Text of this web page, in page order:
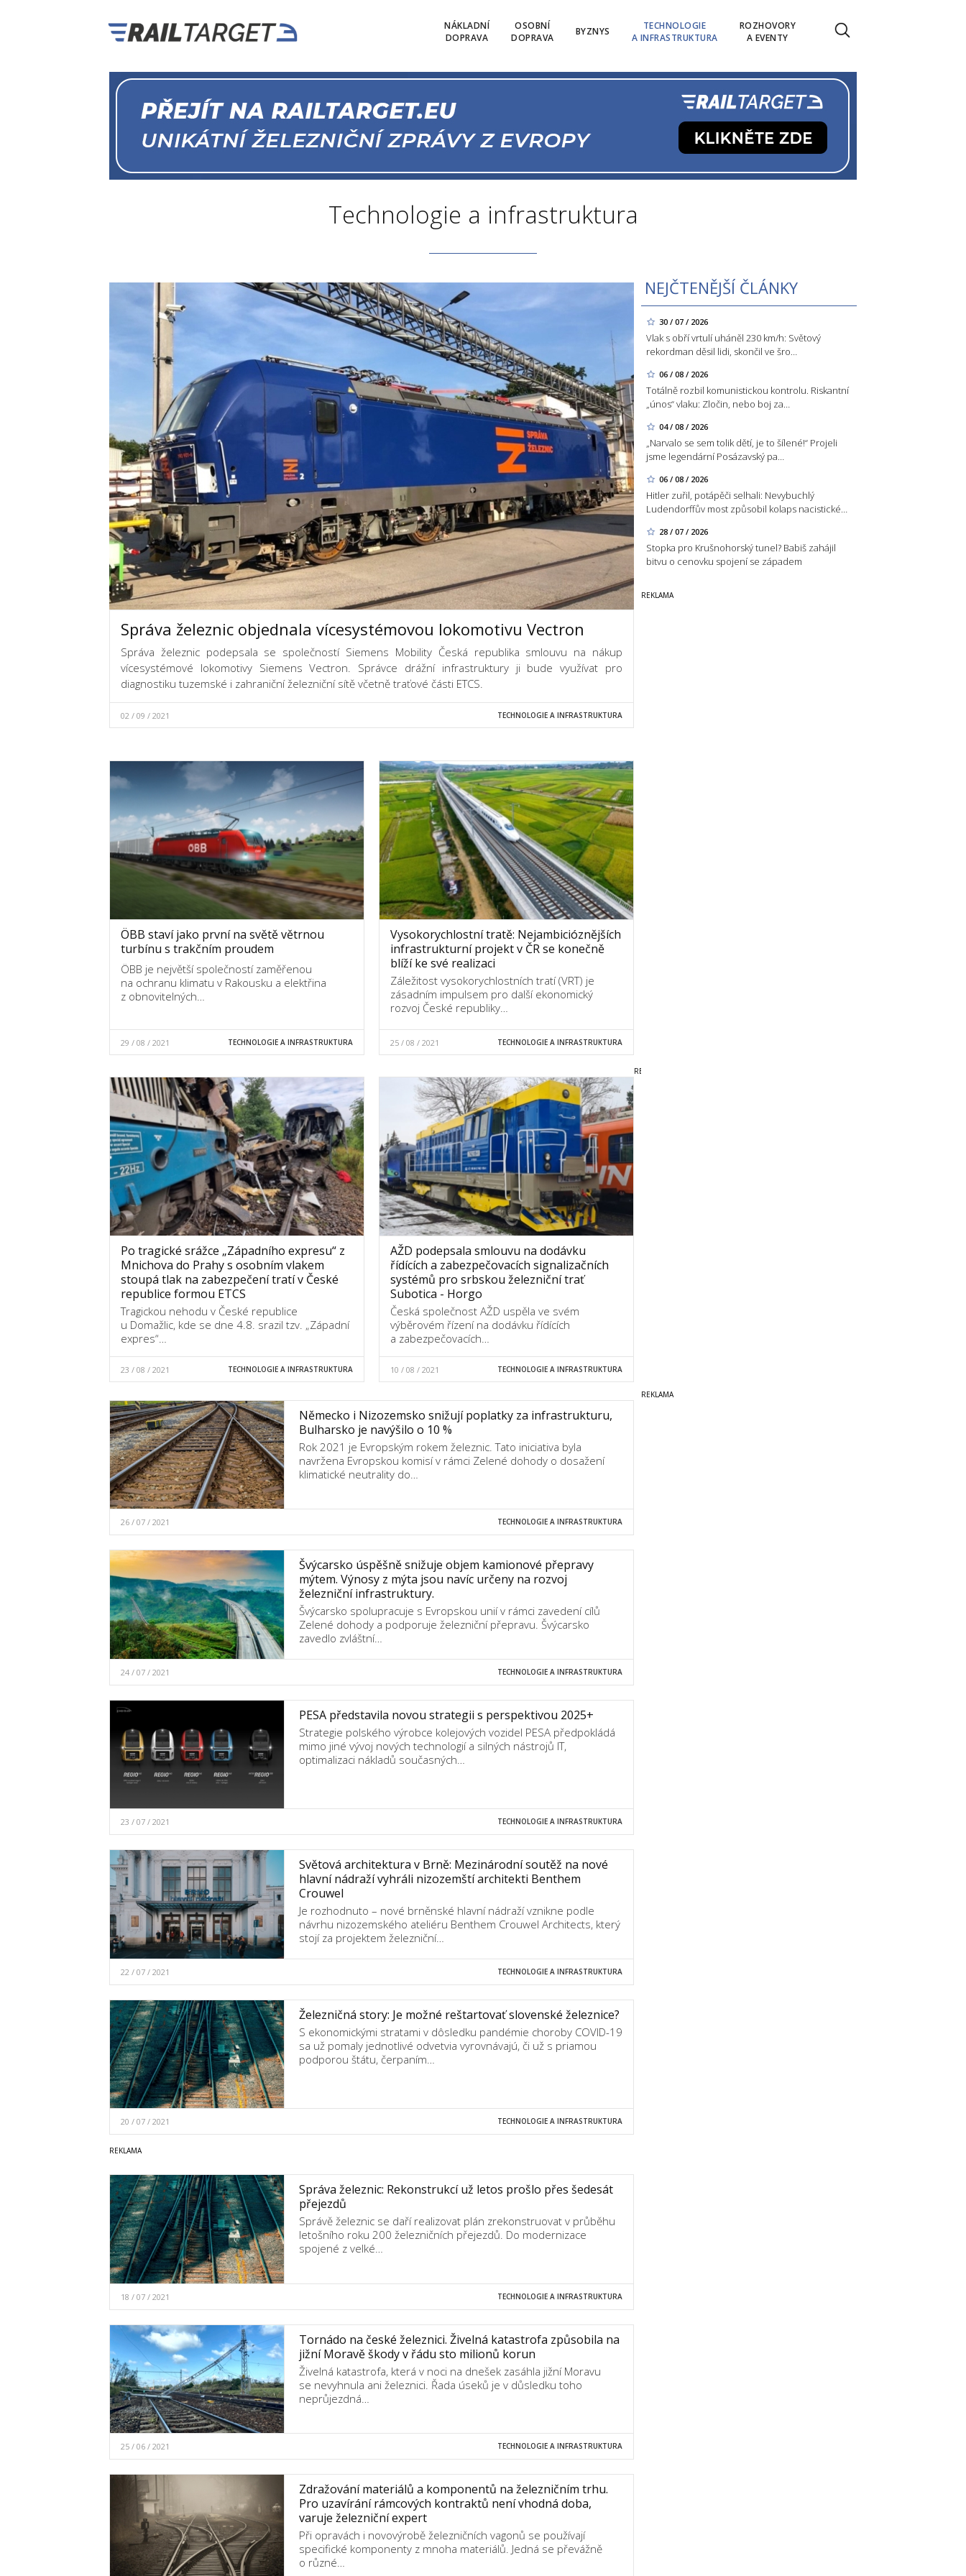
NÁKLADNÍ
DOPRAVA
OSOBNÍ
DOPRAVA
BYZNYS
TECHNOLOGIE
A INFRASTRUKTURA
ROZHOVORY
A EVENTY
Technologie a infrastruktura
NEJČTENĚJŠÍ ČLÁNKY
30 / 07 / 2026
Vlak s obří vrtulí uháněl 230 km/h: Světový
rekordman děsil lidi, skončil ve šro…
06 / 08 / 2026
Totálně rozbil komunistickou kontrolu. Riskantní
„únos“ vlaku: Zločin, nebo boj za…
04 / 08 / 2026
„Narvalo se sem tolik dětí, je to šílené!“ Projeli
jsme legendární Posázavský pa…
06 / 08 / 2026
Hitler zuřil, potápěči selhali: Nevybuchlý
Ludendorffův most způsobil kolaps nacistické…
28 / 07 / 2026
Stopka pro Krušnohorský tunel? Babiš zahájil
bitvu o cenovku spojení se západem
Správa železnic objednala vícesystémovou lokomotivu Vectron
Správa železnic podepsala se společností Siemens Mobility Česká republika smlouvu na nákup
vícesystémové lokomotivy Siemens Vectron. Správce drážní infrastruktury ji bude využívat pro
diagnostiku tuzemské i zahraniční železniční sítě včetně traťové části ETCS.
02 / 09 / 2021 TECHNOLOGIE A INFRASTRUKTURA
ÖBB staví jako první na světě větrnou
turbínu s trakčním proudem
ÖBB je největší společností zaměřenou
na ochranu klimatu v Rakousku a elektřina
z obnovitelných…
29 / 08 / 2021 TECHNOLOGIE A INFRASTRUKTURA
Vysokorychlostní tratě: Nejambicióznějších
infrastrukturní projekt v ČR se konečně
blíží ke své realizaci
Záležitost vysokorychlostních tratí (VRT) je
zásadním impulsem pro další ekonomický
rozvoj České republiky…
25 / 08 / 2021 TECHNOLOGIE A INFRASTRUKTURA
Po tragické srážce „Západního expresu“ z
Mnichova do Prahy s osobním vlakem
stoupá tlak na zabezpečení tratí v České
republice formou ETCS
Tragickou nehodu v České republice
u Domažlic, kde se dne 4.8. srazil tzv. „Západní
expres“…
23 / 08 / 2021 TECHNOLOGIE A INFRASTRUKTURA
AŽD podepsala smlouvu na dodávku
řídících a zabezpečovacích signalizačních
systémů pro srbskou železniční trať
Subotica - Horgo
Česká společnost AŽD uspěla ve svém
výběrovém řízení na dodávku řídících
a zabezpečovacích…
10 / 08 / 2021 TECHNOLOGIE A INFRASTRUKTURA
Německo i Nizozemsko snižují poplatky za infrastrukturu,
Bulharsko je navýšilo o 10 %
Rok 2021 je Evropským rokem železnic. Tato iniciativa byla
navržena Evropskou komisí v rámci Zelené dohody o dosažení
klimatické neutrality do…
26 / 07 / 2021 TECHNOLOGIE A INFRASTRUKTURA
Švýcarsko úspěšně snižuje objem kamionové přepravy
mýtem. Výnosy z mýta jsou navíc určeny na rozvoj
železniční infrastruktury.
Švýcarsko spolupracuje s Evropskou unií v rámci zavedení cílů
Zelené dohody a podporuje železniční přepravu. Švýcarsko
zavedlo zvláštní…
24 / 07 / 2021 TECHNOLOGIE A INFRASTRUKTURA
PESA představila novou strategii s perspektivou 2025+
Strategie polského výrobce kolejových vozidel PESA předpokládá
mimo jiné vývoj nových technologií a silných nástrojů IT,
optimalizaci nákladů současných…
23 / 07 / 2021 TECHNOLOGIE A INFRASTRUKTURA
Světová architektura v Brně: Mezinárodní soutěž na nové
hlavní nádraží vyhráli nizozemští architekti Benthem
Crouwel
Je rozhodnuto – nové brněnské hlavní nádraží vznikne podle
návrhu nizozemského ateliéru Benthem Crouwel Architects, který
stojí za projektem železniční…
22 / 07 / 2021 TECHNOLOGIE A INFRASTRUKTURA
Železničná story: Je možné reštartovať slovenské železnice?
S ekonomickými stratami v dôsledku pandémie choroby COVID-19
sa už pomaly jednotlivé odvetvia vyrovnávajú, či už s priamou
podporou štátu, čerpaním…
20 / 07 / 2021 TECHNOLOGIE A INFRASTRUKTURA
Správa železnic: Rekonstrukcí už letos prošlo přes šedesát
přejezdů
Správě železnic se daří realizovat plán zrekonstruovat v průběhu
letošního roku 200 železničních přejezdů. Do modernizace
spojené z velké…
18 / 07 / 2021 TECHNOLOGIE A INFRASTRUKTURA
Tornádo na české železnici. Živelná katastrofa způsobila na
jižní Moravě škody v řádu sto milionů korun
Živelná katastrofa, která v noci na dnešek zasáhla jižní Moravu
se nevyhnula ani železnici. Řada úseků je v důsledku toho
neprůjezdná…
25 / 06 / 2021 TECHNOLOGIE A INFRASTRUKTURA
Zdražování materiálů a komponentů na železničním trhu.
Pro uzavírání rámcových kontraktů není vhodná doba,
varuje železniční expert
Při opravách i novovýrobě železničních vagonů se používají
specifické komponenty z mnoha materiálů. Jedná se převážně
o různé…